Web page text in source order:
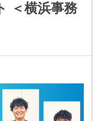
＜横浜事務